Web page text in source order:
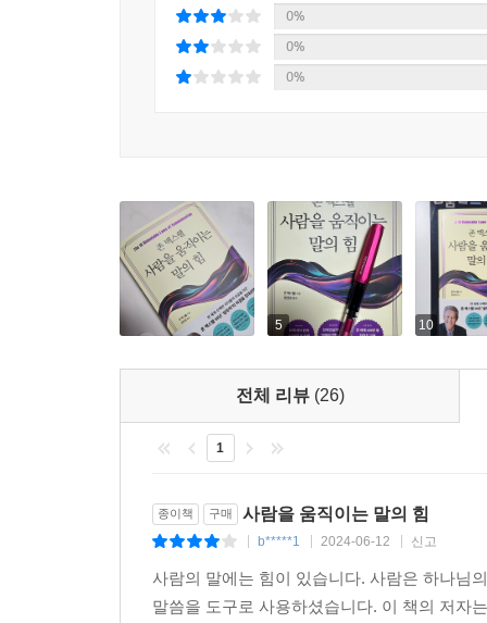
갖게 되고, 확신이 담긴 메시지는 자신감을 불러
한다. 메시지를 전달하는 이가 다른 이들을 돕고
충고를 받아들이기 시작한다. 우리가 스스로
하거나 단순히 모임에서 대화를 주도하거나, 어
도움이 될 것이다. 그러면 당신의 말이나 소통
효율적으로 전달될 것이다.
0%
0%
0%
5 10
전체 리뷰 (26)
1
종이책 구매 사람을 움직이는 말의 힘
b*****1 2024-06-12 신고
사람의 말에는 힘이 있습니다. 사람은 하나님
말씀을 도구로 사용하셨습니다. 이 책의 저자